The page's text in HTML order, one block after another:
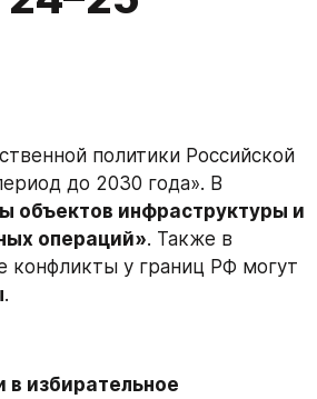
политики ‎Российской
‎до 2030 года». В
объектов инфраструктуры и
операций». Также в
.
в избирательное